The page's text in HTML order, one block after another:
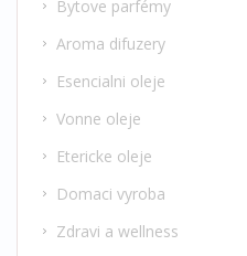
Bytove parfémy
Aroma difuzery
Esencialni oleje
Vonne oleje
Etericke oleje
Domaci vyroba
Zdravi a wellness